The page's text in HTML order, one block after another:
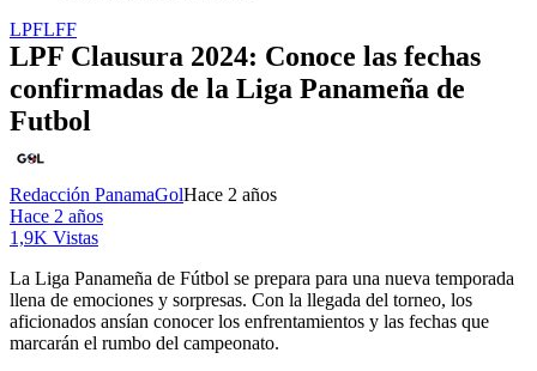
LPFLFF
LPF Clausura 2024: Conoce las fechas
confirmadas de la Liga Panameña de
Futbol
Redacción PanamaGolHace 2 años
Hace 2 años
1,9K Vistas
La Liga Panameña de Fútbol se prepara para una nueva temporada
llena de emociones y sorpresas. Con la llegada del torneo, los
aficionados ansían conocer los enfrentamientos y las fechas que
marcarán el rumbo del campeonato.